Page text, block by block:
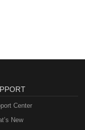
Center
New